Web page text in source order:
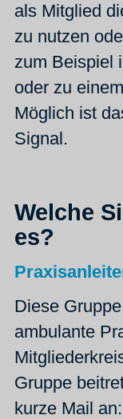
als Mitglied
zu nutzen
zum Beispiel
oder zu
Möglich ist
Signal.
Welche
es?
Diese
ambulante
Gruppe
kurze Mail